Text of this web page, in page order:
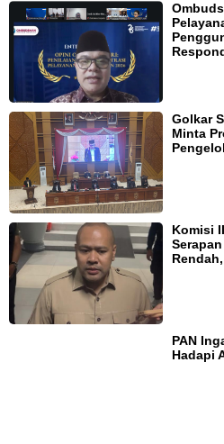
Golkar
Minta
Komisi
PAN
Hadapi